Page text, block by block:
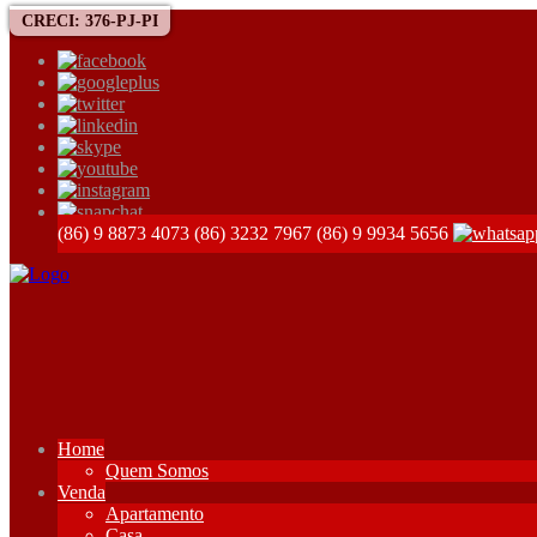
CRECI: 376-PJ-PI
(86) 9 8873 4073 (86) 3232 7967 (86) 9 9934 5656
Home
Quem Somos
Venda
Apartamento